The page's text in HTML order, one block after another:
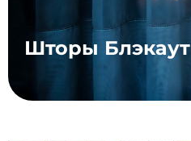
Шторы Блэкаут